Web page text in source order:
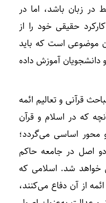
در زبان باشد، اما در
حقیقی خود را از
موضوعی است که باید
دانشجویان آموزش داده
قرآنی و تعالیم ائمه
که در اسلام و قرآن
اساسی می‌گردد؛
اصل در جامعه حاکم
شد. اسلامی که
از آن دفاع می‌کنند،